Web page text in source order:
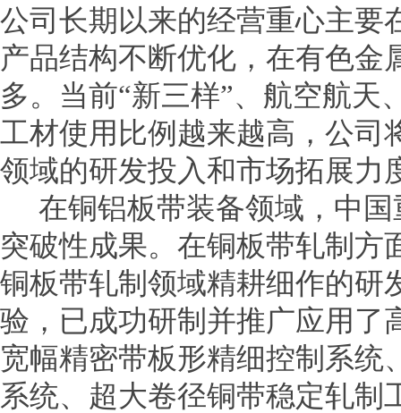
公司长期以来的经营重心主要
产品结构不断优化，在有色金
多。当前“新三样”、航空航天
工材使用比例越来越高，公司
领域的研发投入和市场拓展力
在铜铝板带装备领域，中
突破性成果。在铜板带轧制方
铜板带轧制领域精耕细作的研
验，已成功研制并推广应用了
宽幅精密带板形精细控制系统
系统、超大卷径铜带稳定轧制